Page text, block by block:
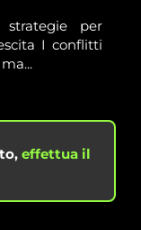
per
I conflitti
effettua il